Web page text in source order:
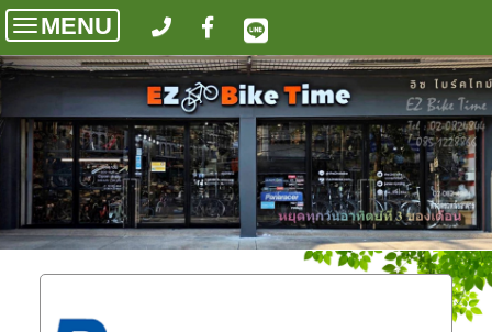
Toggle
navigation
MENU